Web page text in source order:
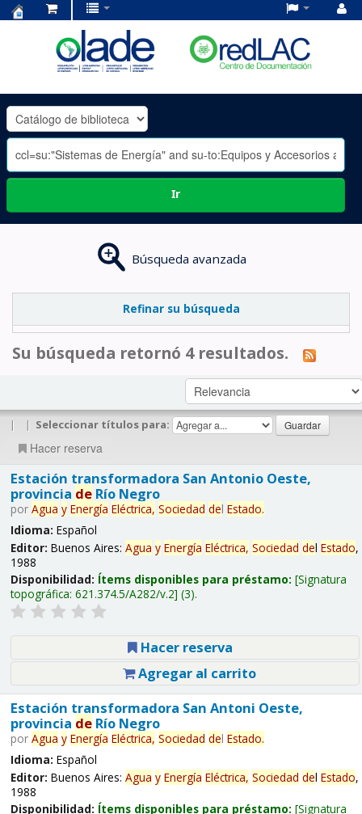
OLADE
-
Ir
Búsqueda avanzada
Refinar su búsqueda
Su búsqueda retornó 4 resultados.
| | Seleccionar títulos para:
Hacer reserva
Estación transformadora San Antonio Oeste,
provincia deRío Negro
por Agua y Energía Eléctrica, Sociedad del Estado.
Idioma: Español
Editor: Buenos Aires: Agua y Energía Eléctrica, Sociedad del Estado,
1988
Disponibilidad: Ítems disponibles para préstamo: Signatura
topográfica: 621.374.5/A282/v.2 (3).
Hacer reserva
Agregar al carrito
Estación transformadora San Antoni Oeste,
provincia deRío Negro
por Agua y Energía Eléctrica, Sociedad del Estado.
Idioma: Español
Editor: Buenos Aires: Agua y Energía Eléctrica, Sociedad del Estado,
1988
Disponibilidad: Ítems disponibles para préstamo: Signatura